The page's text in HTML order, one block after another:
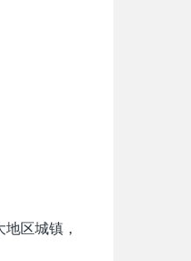
区城镇，